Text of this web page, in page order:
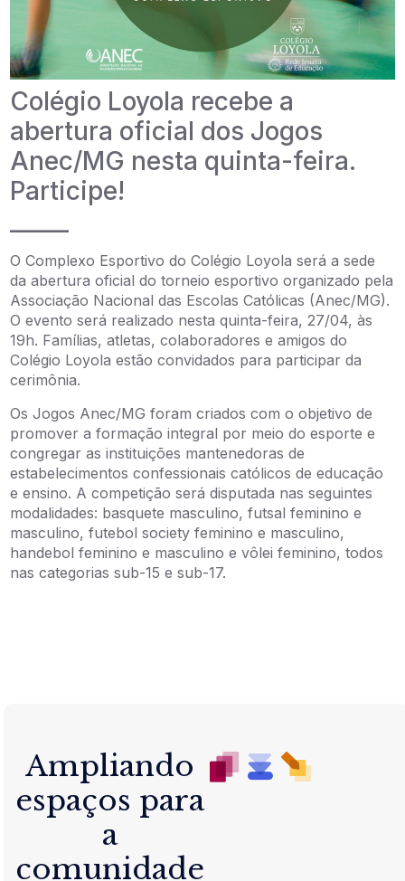
Colégio Loyola recebe a
abertura oficial dos Jogos
Anec/MG nesta quinta-feira.
Participe!
O Complexo Esportivo do Colégio Loyola será a sede
da abertura oficial do torneio esportivo organizado pela
Associação Nacional das Escolas Católicas (Anec/MG).
O evento será realizado nesta quinta-feira, 27/04, às
19h. Famílias, atletas, colaboradores e amigos do
Colégio Loyola estão convidados para participar da
cerimônia.
Os Jogos Anec/MG foram criados com o objetivo de
promover a formação integral por meio do esporte e
congregar as instituições mantenedoras de
estabelecimentos confessionais católicos de educação
e ensino. A competição será disputada nas seguintes
modalidades: basquete masculino, futsal feminino e
masculino, futebol society feminino e masculino,
handebol feminino e masculino e vôlei feminino, todos
nas categorias sub-15 e sub-17.
Ampliando
espaços para
a
comunidade